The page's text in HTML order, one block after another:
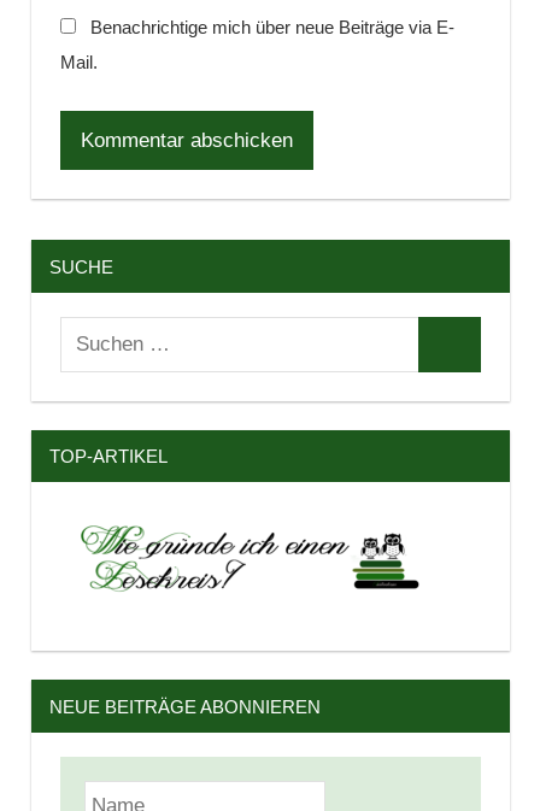
Benachrichtige mich über neue Beiträge via E-
Mail.
SUCHE
Suchen
TOP-ARTIKEL
NEUE BEITRÄGE ABONNIEREN